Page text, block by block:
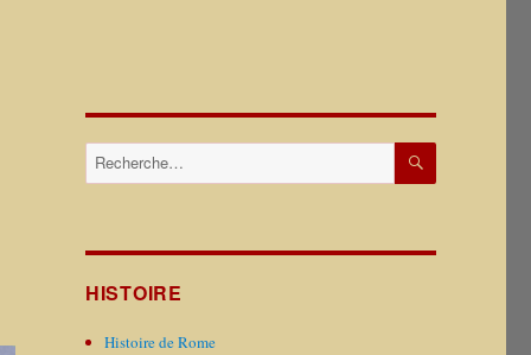
Recherche
pour :
HISTOIRE
Histoire de Rome